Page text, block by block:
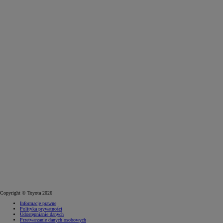
Copyright © Toyota 2026
Informacje prawne
Polityka prywatności
Udostępnianie danych
Przetwarzanie danych osobowych